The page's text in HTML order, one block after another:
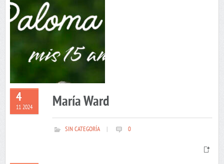
4
11 2024 María Ward
SIN CATEGORÍA 0